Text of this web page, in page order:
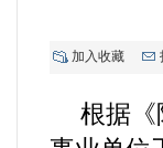
加入收藏
根据《